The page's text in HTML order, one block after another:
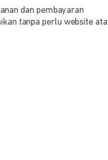
dan pembayaran
tanpa perlu website